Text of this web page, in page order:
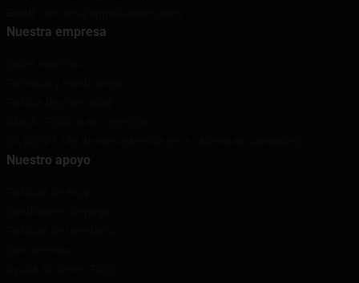
Nuestra empresa
Nuestro apoyo